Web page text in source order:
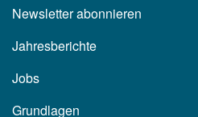
Newsletter abonnieren
Jahresberichte
Jobs
Grundlagen